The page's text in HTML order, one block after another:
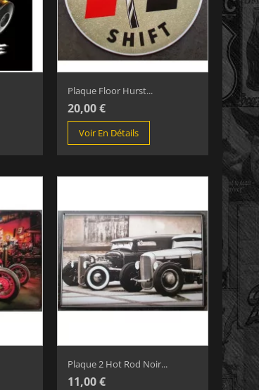
Plaque Floor Hurst...
20,00 €
Voir En Détails
Plaque 2 Hot Rod Noir...
11,00 €